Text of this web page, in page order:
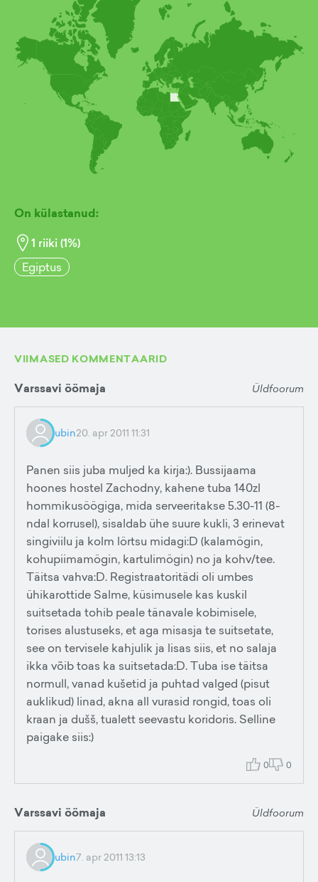
On külastanud:
1 riiki (1%)
Egiptus
VIIMASED KOMMENTAARID
Varssavi öömaja Üldfoorum
ubin20. apr 2011 11:31
Panen siis juba muljed ka kirja:). Bussijaama
hoones hostel Zachodny, kahene tuba 140zl
hommikusöögiga, mida serveeritakse 5.30-11 (8-
ndal korrusel), sisaldab ühe suure kukli, 3 erinevat
singiviilu ja kolm lörtsu midagi:D (kalamögin,
kohupiimamögin, kartulimögin) no ja kohv/tee.
Täitsa vahva:D. Registraatoritädi oli umbes
ühikarottide Salme, küsimusele kas kuskil
suitsetada tohib peale tänavale kobimisele,
torises alustuseks, et aga misasja te suitsetate,
see on tervisele kahjulik ja lisas siis, et no salaja
ikka võib toas ka suitsetada:D. Tuba ise täitsa
normull, vanad kušetid ja puhtad valged (pisut
auklikud) linad, akna all vurasid rongid, toas oli
kraan ja dušš, tualett seevastu koridoris. Selline
paigake siis:)
0 0
Varssavi öömaja Üldfoorum
ubin7. apr 2011 13:13